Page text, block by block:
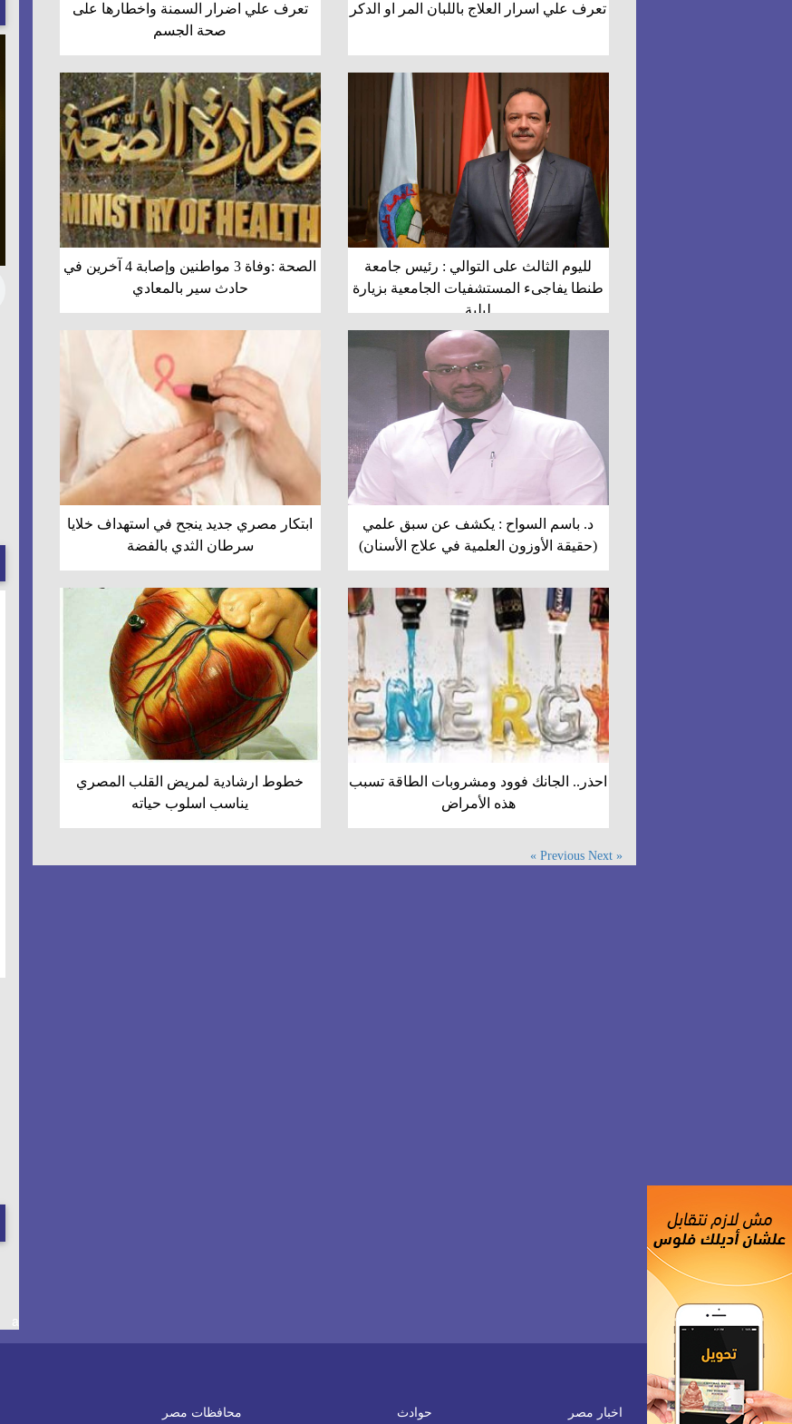
تعرف علي اسرار العلاج باللبان المر او الدكر
تعرف علي اضرار السمنة واخطارها على
صحة الجسم
لليوم الثالث على التوالي : رئيس جامعة
طنطا يفاجىء المستشفيات الجامعية بزيارة
ليلية
الصحة :وفاة 3 مواطنين وإصابة 4 آخرين في
حادث سير بالمعادي
د. باسم السواح : يكشف عن سبق علمي
(حقيقة الأوزون العلمية في علاج الأسنان)
ابتكار مصري جديد ينجح في استهداف خلايا
سرطان الثدي بالفضة
احذر.. الجانك فوود ومشروبات الطاقة تسبب
هذه الأمراض
خطوط ارشادية لمريض القلب المصري
يناسب اسلوب حياته
« Previous
Next »
a
اخبار مصر حوادث محافظات مصر